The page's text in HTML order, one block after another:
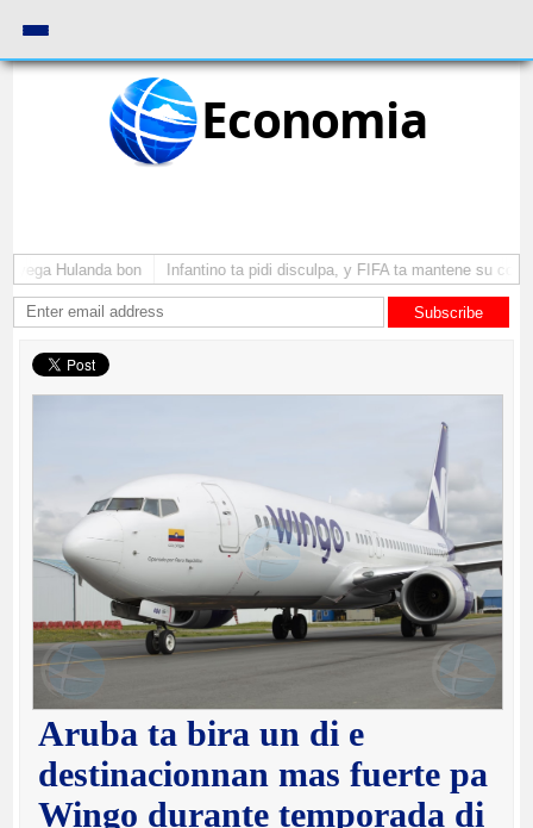
Economia
yega Hulanda bon Infantino ta pidi disculpa, y FIFA ta mantene su como
Subscribe
Aruba ta bira un di e
destinacionnan mas fuerte pa
Wingo durante temporada di